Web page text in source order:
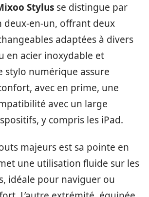
Stylus se distingue par
deux-en-un, offrant deux
adaptées à divers
en acier inoxydable et
stylo numérique assure
avec en prime, une
avec un large
y compris les iPad.
majeurs est sa pointe en
une utilisation fluide sur les
idéale pour naviguer ou